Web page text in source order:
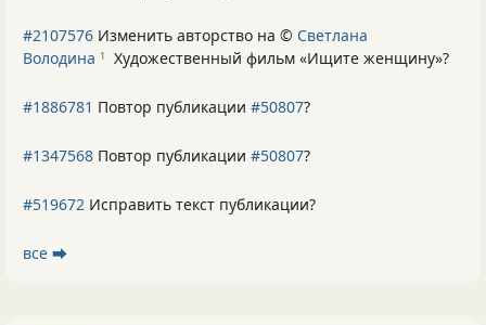
#2107576 Изменить авторство на © Светлана
Володина 1 Художественный фильм «Ищите женщину»?
#1886781 Повтор публикации #50807?
#1347568 Повтор публикации #50807?
#519672 Исправить текст публикации?
все ⮕